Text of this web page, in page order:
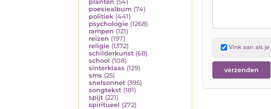
planten (54)
poesiealbum (74)
politiek (441)
psychologie (1268)
rampen (121)
reizen (197)
religie (1372)
schilderkunst (68)
school (108)
sinterklaas (129)
sms (25)
snelsonnet (395)
songtekst (181)
spijt (221)
spiritueel (272)
Vink aan als je